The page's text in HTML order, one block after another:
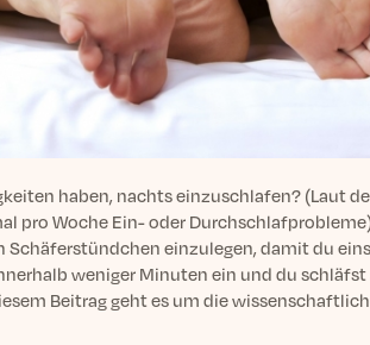
haben, nachts einzuschlafen? (Laut
pro Woche Ein- oder
Schäferstündchen einzulegen, damit du
weniger Minuten ein und du schläfst
Beitrag geht es um die